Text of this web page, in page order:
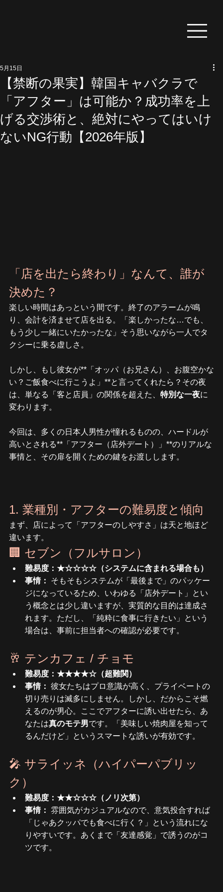
【禁断の果実】韓国キャバクラで
「アフター」は可能か？成功率を上
げる交渉術と、絶対にやってはいけ
ないNG行動【2026年版】
5月15日
「店を出たら終わり」なんて、誰が
決めた？
楽しい時間はあっという間です。終了のアラームが鳴
り、会計を済ませて店を出る。「楽しかったな…でも、
もう少し一緒にいたかったな」そう思いながら一人でタ
クシーに乗る虚しさ。
しかし、もし彼女が**「オッパ（お兄さん）、お腹空かな
い？ご飯食べに行こうよ」**と言ってくれたら？その夜
は、単なる「客と店員」の関係を超えた、 特別な一夜に
変わります。
今回は、多くの日本人男性が憧れるものの、ハードルが
高いとされる**「アフター（店外デート）」**のリアルな
事情と、その扉を開くための鍵をお渡しします。
1. 業種別・アフターの難易度と傾向
まず、店によって「アフターのしやすさ」は天と地ほど
違います。
🏢 セブン（フルサロン）
難易度：★☆☆☆☆（システムに含まれる場合も）
事情：
そもそもシステムが「最後まで」のパッケー
ジになっているため、いわゆる「店外デート」とい
う概念とは少し違いますが、実質的な目的は達成さ
れます。ただし、「純粋に食事に行きたい」という
場合は、事前に担当者への確認が必要です。
🥂 テンカフェ / チョモ
難易度：★★★★☆（超難関）
事情： 彼女たちはプロ意識が高く、プライベートの
切り売りは滅多にしません。しかし、だからこそ燃
えるのが男心。ここでアフターに誘い出せたら、あ
なたは真のモテ男です。「美味しい焼肉屋を知って
るんだけど」というスマートな誘いが有効です。
🎤 サライッネ（ハイパーパブリッ
ク）
難易度：★★☆☆☆（ノリ次第）
事情： 雰囲気がカジュアルなので、意気投合すれば
「じゃあクッパでも食べに行く？」という流れにな
りやすいです。あくまで「友達感覚」で誘うのがコ
ツです。